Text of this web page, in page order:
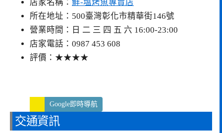
店家名稱： 鮮-塩烤魚專賣店
所在地址：500臺灣彰化市精華街146號
營業時間：日 二 三 四 五 六 16:00-23:00
店家電話：0987 453 608
評價：★★★★
Google即時導航
交通資訊